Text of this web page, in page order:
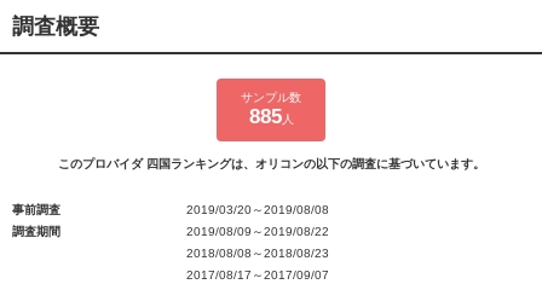
調査概要
サンプル数
885人
このプロバイダ 四国ランキングは、オリコンの以下の調査に基づいています。
事前調査
2019/03/20～2019/08/08
調査期間
2019/08/09～2019/08/22
2018/08/08～2018/08/23
2017/08/17～2017/09/07